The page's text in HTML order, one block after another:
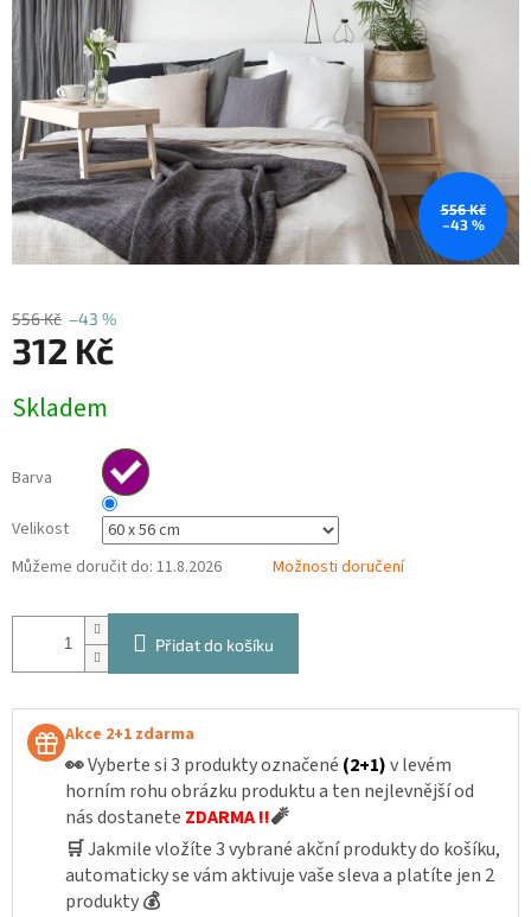
556 Kč
–43 %
556 Kč –43 %
312 Kč
cena:
Skladem
Barva
Velikost
Můžeme doručit do: 11.8.2026 Možnosti doručení
Přidat do košíku
Akce 2+1 zdarma
👀Vyberte si 3 produkty označené (2+1)v levém
horním rohu obrázku produktu a ten nejlevnější od
nás dostanete ZDARMA !!🧨
🛒Jakmile vložíte 3 vybrané akční produkty do košíku,
automaticky se vám aktivuje vaše sleva a platíte jen 2
produkty💰